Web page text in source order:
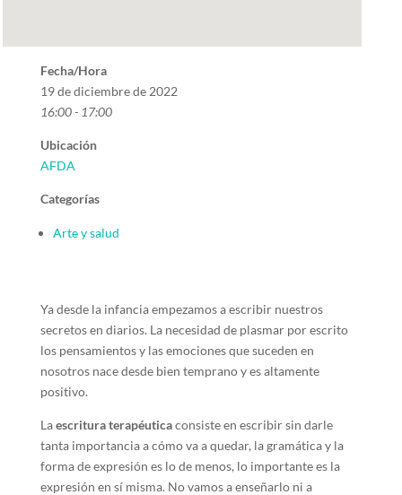
Fecha/Hora
19 de diciembre de 2022
16:00 - 17:00
Ubicación
AFDA
Categorías
Arte y salud
Ya desde la infancia empezamos a escribir nuestros
secretos en diarios. La necesidad de plasmar por escrito
los pensamientos y las emociones que suceden en
nosotros nace desde bien temprano y es altamente
positivo.
Laescritura terapéuticaconsiste en escribir sin darle
tanta importancia a cómo va a quedar, la gramática y la
forma de expresión es lo de menos, lo importante es la
expresión en sí misma. No vamos a enseñarlo ni a